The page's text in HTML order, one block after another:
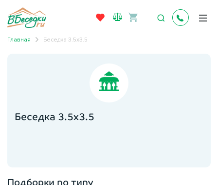
Главная Беседка 3.5х3.5
Беседка 3.5х3.5
Подборки по типу